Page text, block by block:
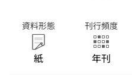
資料形態
紙
刊行頻度
年刊